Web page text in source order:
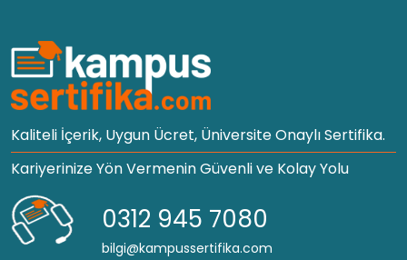
Kaliteli İçerik, Uygun Ücret, Üniversite Onaylı Sertifika.
Kariyerinize Yön Vermenin Güvenli ve Kolay Yolu
0312 945 7080
bilgi@kampussertifika.com